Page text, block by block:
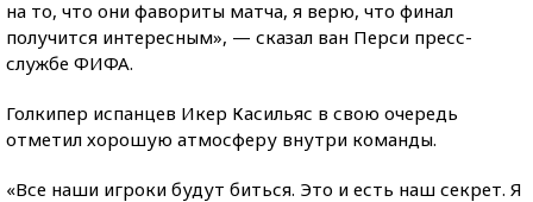
на то, что они фавориты матча, я верю, что финал
получится интересным», — сказал ван Перси пресс-
службе ФИФА.
Голкипер испанцев Икер Касильяс в свою очередь
отметил хорошую атмосферу внутри команды.
«Все наши игроки будут биться. Это и есть наш секрет. Я